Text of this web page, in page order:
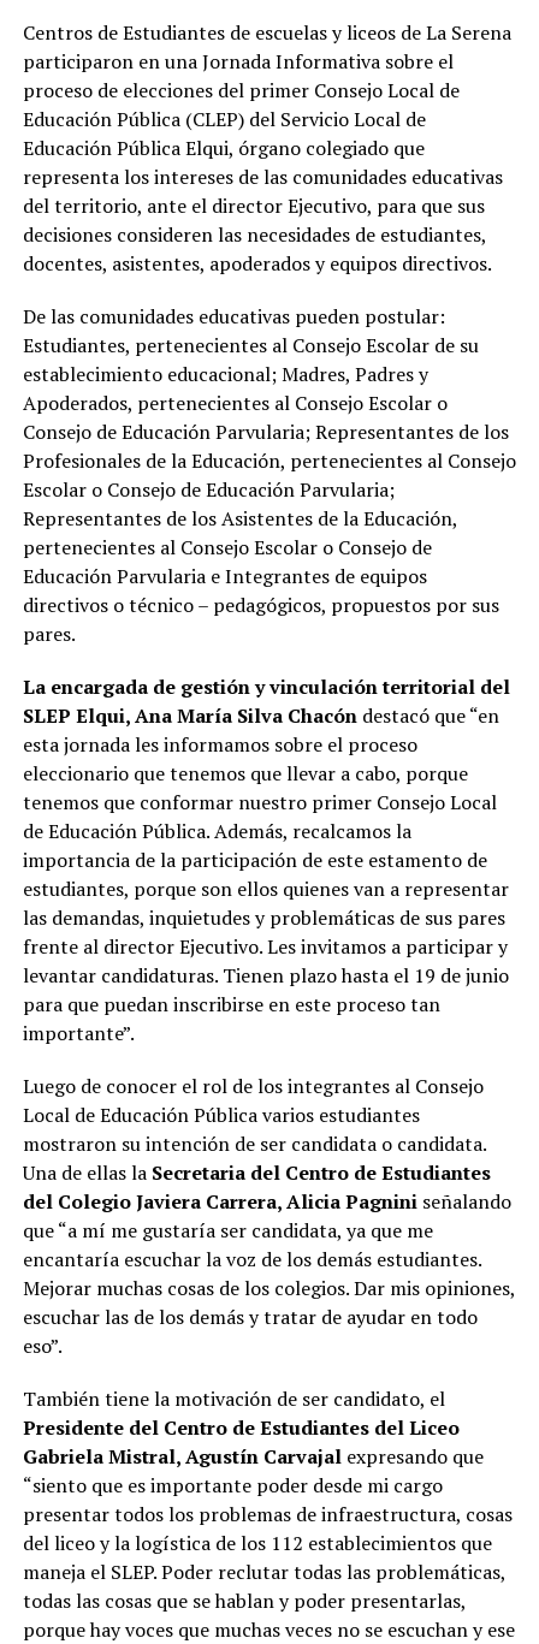
Centros de Estudiantes de escuelas y liceos de La Serena
participaron en una Jornada Informativa sobre el
proceso de elecciones del primer Consejo Local de
Educación Pública (CLEP) del Servicio Local de
Educación Pública Elqui, órgano colegiado que
representa los intereses de las comunidades educativas
del territorio, ante el director Ejecutivo, para que sus
decisiones consideren las necesidades de estudiantes,
docentes, asistentes, apoderados y equipos directivos.
De las comunidades educativas pueden postular:
Estudiantes, pertenecientes al Consejo Escolar de su
establecimiento educacional; Madres, Padres y
Apoderados, pertenecientes al Consejo Escolar o
Consejo de Educación Parvularia; Representantes de los
Profesionales de la Educación, pertenecientes al Consejo
Escolar o Consejo de Educación Parvularia;
Representantes de los Asistentes de la Educación,
pertenecientes al Consejo Escolar o Consejo de
Educación Parvularia e Integrantes de equipos
directivos o técnico – pedagógicos, propuestos por sus
pares.
La encargada de gestión y vinculación territorial del
SLEP Elqui, Ana María Silva Chacóndestacó que “en
esta jornada les informamos sobre el proceso
eleccionario que tenemos que llevar a cabo, porque
tenemos que conformar nuestro primer Consejo Local
de Educación Pública. Además, recalcamos la
importancia de la participación de este estamento de
estudiantes, porque son ellos quienes van a representar
las demandas, inquietudes y problemáticas de sus pares
frente al director Ejecutivo. Les invitamos a participar y
levantar candidaturas. Tienen plazo hasta el 19 de junio
para que puedan inscribirse en este proceso tan
importante”.
Luego de conocer el rol de los integrantes al Consejo
Local de Educación Pública varios estudiantes
mostraron su intención de ser candidata o candidata.
Una de ellas la Secretaria del Centro de Estudiantes
del Colegio Javiera Carrera, Alicia Pagnini señalando
que “a mí me gustaría ser candidata, ya que me
encantaría escuchar la voz de los demás estudiantes.
Mejorar muchas cosas de los colegios. Dar mis opiniones,
escuchar las de los demás y tratar de ayudar en todo
eso”.
También tiene la motivación de ser candidato, el
Presidente del Centro de Estudiantes del Liceo
Gabriela Mistral, Agustín Carvajalexpresando que
“siento que es importante poder desde mi cargo
presentar todos los problemas de infraestructura, cosas
del liceo y la logística de los 112 establecimientos que
maneja el SLEP. Poder reclutar todas las problemáticas,
todas las cosas que se hablan y poder presentarlas,
porque hay voces que muchas veces no se escuchan y ese